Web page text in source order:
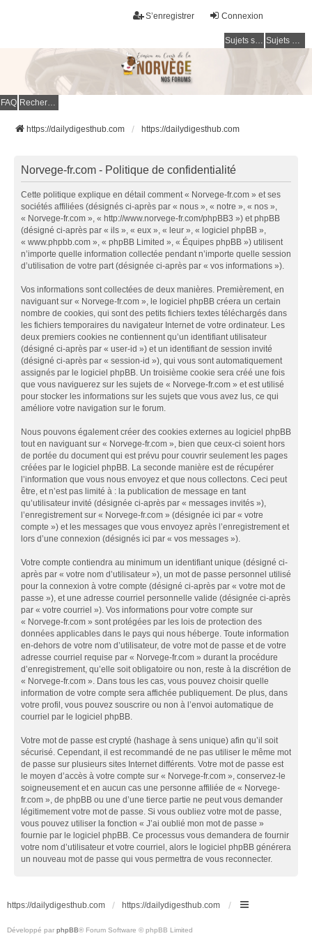
Connexion
S’enregistrer
Sujets sans réponse Sujets actifs
FAQ Rechercher
https://dailydigesthub.com https://dailydigesthub.com
Norvege-fr.com - Politique de confidentialité
Cette politique explique en détail comment « Norvege-fr.com » et ses
sociétés affiliées (désignés ci-après par « nous », « notre », « nos »,
« Norvege-fr.com », « http://www.norvege-fr.com/phpBB3 ») et phpBB
(désigné ci-après par « ils », « eux », « leur », « logiciel phpBB »,
« www.phpbb.com », « phpBB Limited », « Équipes phpBB ») utilisent
n’importe quelle information collectée pendant n’importe quelle session
d’utilisation de votre part (désignée ci-après par « vos informations »).
Vos informations sont collectées de deux manières. Premièrement, en
naviguant sur « Norvege-fr.com », le logiciel phpBB créera un certain
nombre de cookies, qui sont des petits fichiers textes téléchargés dans
les fichiers temporaires du navigateur Internet de votre ordinateur. Les
deux premiers cookies ne contiennent qu’un identifiant utilisateur
(désigné ci-après par « user-id ») et un identifiant de session invité
(désigné ci-après par « session-id »), qui vous sont automatiquement
assignés par le logiciel phpBB. Un troisième cookie sera créé une fois
que vous naviguerez sur les sujets de « Norvege-fr.com » et est utilisé
pour stocker les informations sur les sujets que vous avez lus, ce qui
améliore votre navigation sur le forum.
Nous pouvons également créer des cookies externes au logiciel phpBB
tout en naviguant sur « Norvege-fr.com », bien que ceux-ci soient hors
de portée du document qui est prévu pour couvrir seulement les pages
créées par le logiciel phpBB. La seconde manière est de récupérer
l’information que vous nous envoyez et que nous collectons. Ceci peut
être, et n’est pas limité à : la publication de message en tant
qu’utilisateur invité (désignée ci-après par « messages invités »),
l’enregistrement sur « Norvege-fr.com » (désignée ici par « votre
compte ») et les messages que vous envoyez après l’enregistrement et
lors d’une connexion (désignés ici par « vos messages »).
Votre compte contiendra au minimum un identifiant unique (désigné ci-
après par « votre nom d’utilisateur »), un mot de passe personnel utilisé
pour la connexion à votre compte (désigné ci-après par « votre mot de
passe »), et une adresse courriel personnelle valide (désignée ci-après
par « votre courriel »). Vos informations pour votre compte sur
« Norvege-fr.com » sont protégées par les lois de protection des
données applicables dans le pays qui nous héberge. Toute information
en-dehors de votre nom d’utilisateur, de votre mot de passe et de votre
adresse courriel requise par « Norvege-fr.com » durant la procédure
d’enregistrement, qu’elle soit obligatoire ou non, reste à la discrétion de
« Norvege-fr.com ». Dans tous les cas, vous pouvez choisir quelle
information de votre compte sera affichée publiquement. De plus, dans
votre profil, vous pouvez souscrire ou non à l’envoi automatique de
courriel par le logiciel phpBB.
Votre mot de passe est crypté (hashage à sens unique) afin qu’il soit
sécurisé. Cependant, il est recommandé de ne pas utiliser le même mot
de passe sur plusieurs sites Internet différents. Votre mot de passe est
le moyen d’accès à votre compte sur « Norvege-fr.com », conservez-le
soigneusement et en aucun cas une personne affiliée de « Norvege-
fr.com », de phpBB ou une d’une tierce partie ne peut vous demander
légitimement votre mot de passe. Si vous oubliez votre mot de passe,
vous pouvez utiliser la fonction « J’ai oublié mon mot de passe »
fournie par le logiciel phpBB. Ce processus vous demandera de fournir
votre nom d’utilisateur et votre courriel, alors le logiciel phpBB générera
un nouveau mot de passe qui vous permettra de vous reconnecter.
https://dailydigesthub.com https://dailydigesthub.com
Développé par phpBB® Forum Software © phpBB Limited